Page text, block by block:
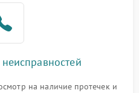
1700 ₽
2100 ₽ Подробнее →
на наличие протечек и